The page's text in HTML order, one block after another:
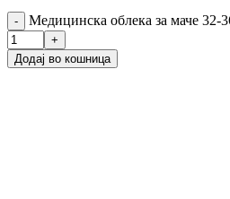
Медицинска облека за маче 32-
Додај во кошница